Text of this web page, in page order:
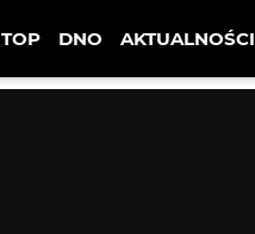
TOP DNO AKTUALNOŚCI